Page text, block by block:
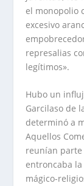
el monopolio
excesivo
represalias
legítimos».
Hubo un
Garcilaso de
determinó a
Aquellos
reunían
entroncaba
mágico-